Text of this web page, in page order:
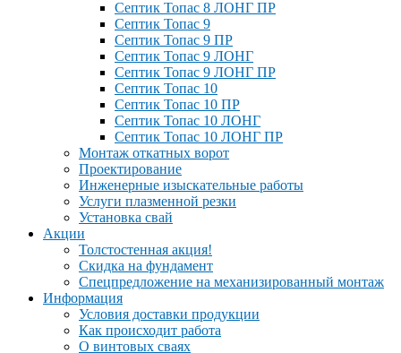
Септик Топас 8 ЛОНГ ПР
Септик Топас 9
Септик Топас 9 ПР
Септик Топас 9 ЛОНГ
Септик Топас 9 ЛОНГ ПР
Септик Топас 10
Септик Топас 10 ПР
Септик Топас 10 ЛОНГ
Септик Топас 10 ЛОНГ ПР
Монтаж откатных ворот
Проектирование
Инженерные изыскательные работы
Услуги плазменной резки
Установка свай
Акции
Толстостенная акция!
Скидка на фундамент
Спецпредложение на механизированный монтаж
Информация
Условия доставки продукции
Как происходит работа
О винтовых сваях